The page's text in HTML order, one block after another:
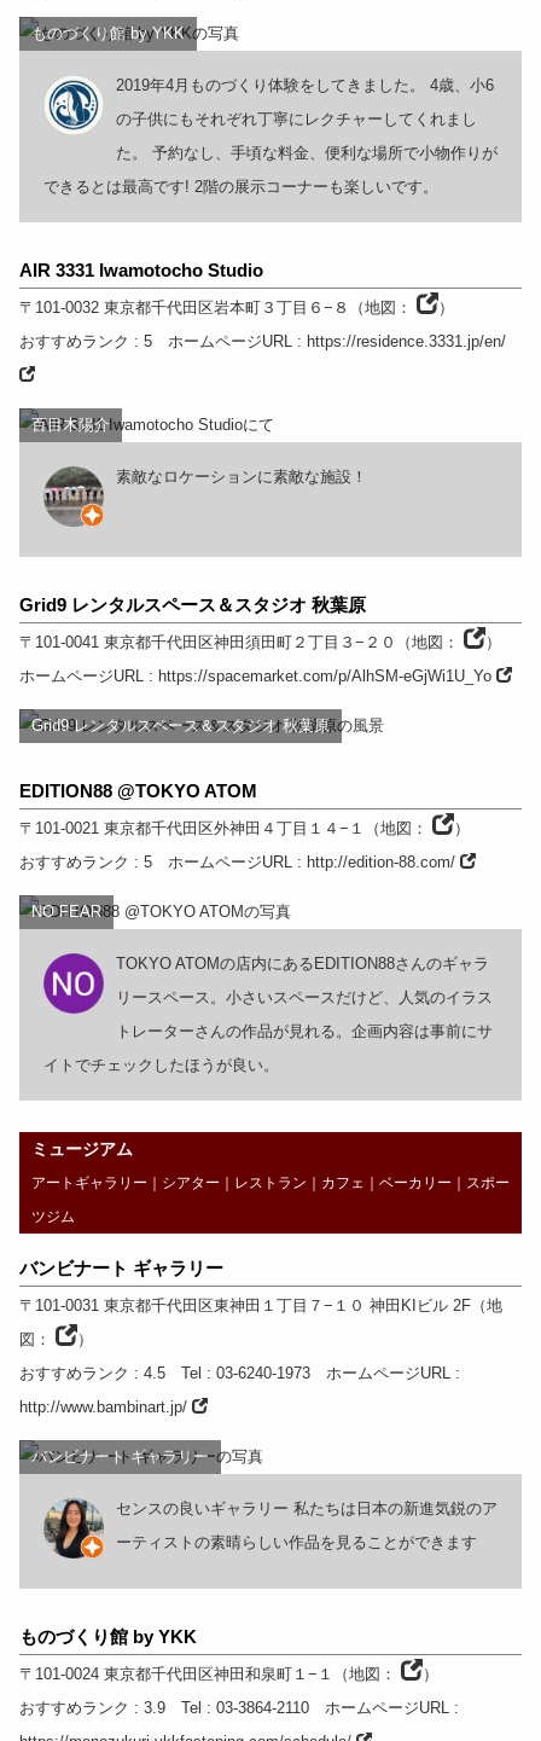
ものづくり館 by YKK
2019年4月ものづくり体験をしてきました。 4歳、小6
の子供にもそれぞれ丁寧にレクチャーしてくれまし
た。 予約なし、手頃な料金、便利な場所で小物作りが
できるとは最高です! 2階の展示コーナーも楽しいです。
AIR 3331 Iwamotocho Studio
〒101-0032 東京都千代田区岩本町３丁目６−８ （地図：
）
おすすめランク : 5 ホームページURL: https://residence.3331.jp/en/
百目木陽介
素敵なロケーションに素敵な施設！
Grid9 レンタルスペース＆スタジオ 秋葉原
〒101-0041 東京都千代田区神田須田町２丁目３−２０ （地図：
）
ホームページURL: https://spacemarket.com/p/AlhSM-eGjWi1U_Yo
Grid9 レンタルスペース＆スタジオ 秋葉原
EDITION88 @TOKYO ATOM
〒101-0021 東京都千代田区外神田４丁目１４−１ （地図：
）
おすすめランク : 5 ホームページURL: http://edition-88.com/
NO FEAR
TOKYO ATOMの店内にあるEDITION88さんのギャラ
リースペース。小さいスペースだけど、人気のイラス
トレーターさんの作品が見れる。企画内容は事前にサ
イトでチェックしたほうが良い。
ミュージアム
アートギャラリー シアター レストラン カフェ ベーカリー
スポー
ツジム
バンビナート ギャラリー
〒101-0031 東京都千代田区東神田１丁目７−１０ 神田KIビル 2F（地
図：
）
おすすめランク : 4.5 Tel : 03-6240-1973 ホームページURL:
http://www.bambinart.jp/
バンビナート ギャラリー
センスの良いギャラリー 私たちは日本の新進気鋭のア
ーティストの素晴らしい作品を見ることができます
ものづくり館 by YKK
〒101-0024 東京都千代田区神田和泉町１−１ （地図：
）
おすすめランク : 3.9 Tel : 03-3864-2110 ホームページURL: